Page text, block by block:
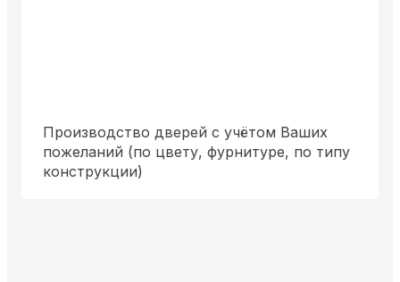
Производство дверей с учётом Ваших
пожеланий (по цвету, фурнитуре, по типу
конструкции)